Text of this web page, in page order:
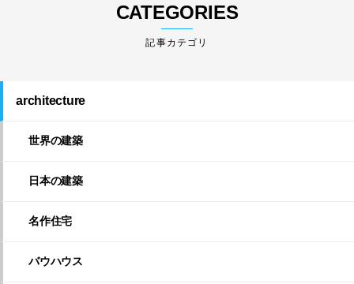
CATEGORIES
architecture
世界の建築
日本の建築
名作住宅
バウハウス